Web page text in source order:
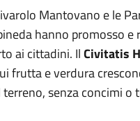
Mantovano e le
hanno promosso
ai cittadini. IlCivitatis
frutta e verdura
senza concimi